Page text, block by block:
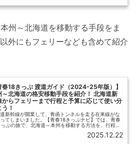
州～北海道を移動する手段をま
外にもフェリーなども含めて紹介
春18きっぷ 渡道ガイド（2024-25年版）】
～北海道の格安移動手段を紹介！ 北海道新
からフェリーまで行程と予算に応じて使い分
！
新幹線が開業して、青函トンネルを走る在来線がな
てしまいました。【青春18きっぷナビ】では、青春
ぷの旅で、北海道～本州を移動する方法を、行程と
2025.12.22